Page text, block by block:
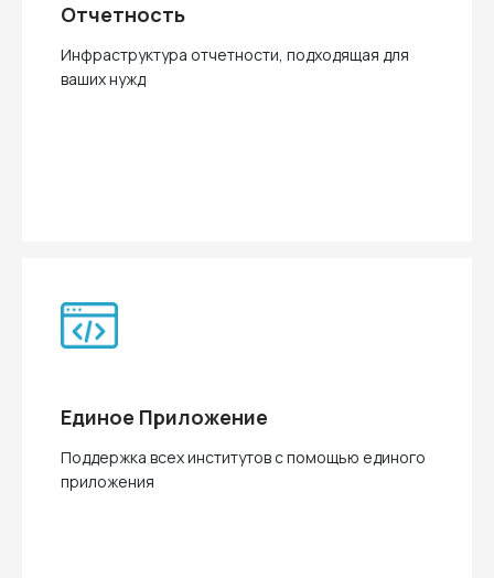
Отчетность
Инфраструктура отчетности, подходящая для
ваших нужд
Единое Приложение
Поддержка всех институтов с помощью единого
приложения